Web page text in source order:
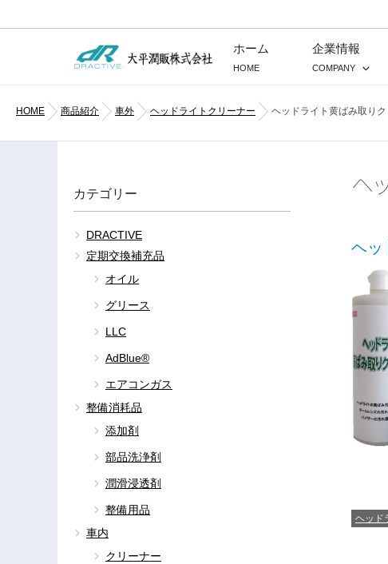
ホーム
HOME
企業情報
COMPANY
HOME 商品紹介 車外 ヘッドライトクリーナー ヘッドライト黄ばみ取り
ヘ
ヘッ
ヘッド
カテゴリー
DRACTIVE
定期交換補充品
オイル
グリース
LLC
AdBlue®
エアコンガス
整備消耗品
添加剤
部品洗浄剤
潤滑浸透剤
整備用品
車内
クリーナー